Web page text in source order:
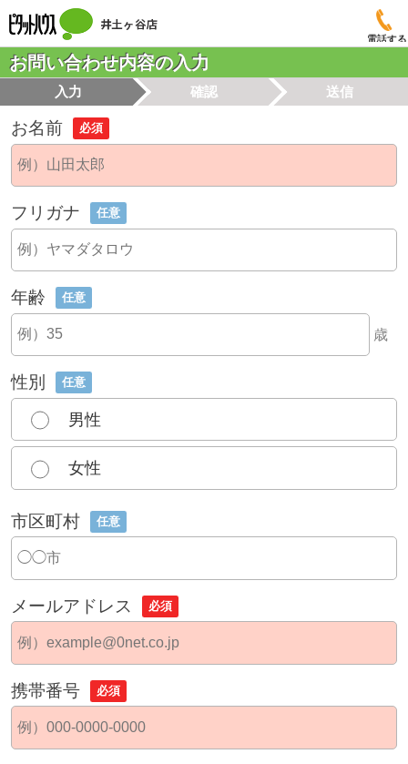
電話する
お問い合わせ内容の入力
入力 確認 送信
お名前 必須
フリガナ 任意
年齢 任意
歳
性別 任意
男性
女性
市区町村 任意
メールアドレス 必須
携帯番号 必須